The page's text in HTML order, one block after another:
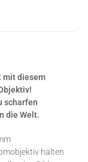
mit diesem
scharfen
die Welt.
halten